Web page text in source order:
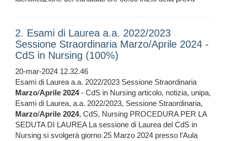
2. Esami di Laurea a.a. 2022/2023
Sessione Straordinaria Marzo/Aprile 2024 -
CdS in Nursing (100%)
20-mar-2024 12.32.46
Esami di Laurea a.a. 2022/2023 Sessione Straordinaria
Marzo/Aprile 2024- CdS in Nursing articolo, notizia, unipa,
Esami di Laurea, a.a. 2022/2023, Sessione Straordinaria,
Marzo/Aprile 2024, CdS, Nursing PROCEDURA PER LA
SEDUTA DI LAUREA La sessione di Laurea del CdS in
Nursing si svolgerà giorno 25 Marzo 2024 presso l'Aula